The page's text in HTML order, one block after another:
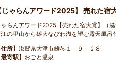
じゃらんアワード2025】 売れた
らんアワード2025【売れた宿大賞】（
の里山から雄大なびわ湖を望む露天風呂
所】 滋賀県大津市雄琴１－９－２８
寄駅】 おごと温泉